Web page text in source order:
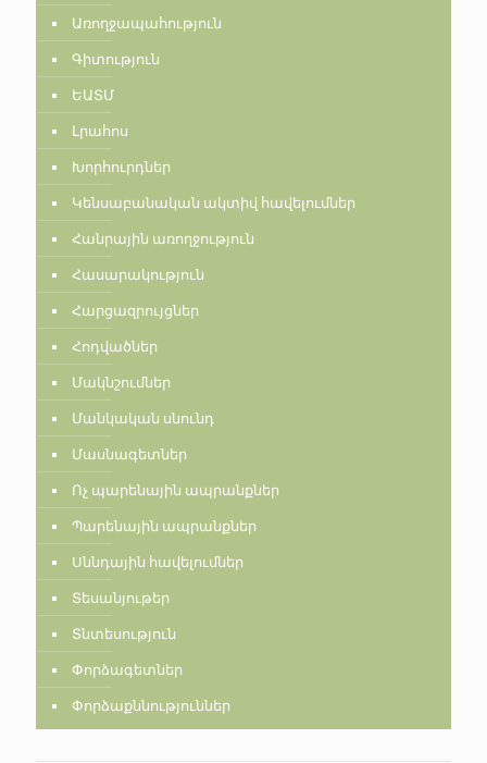
Առողջապահություն
Գիտություն
ԵԱՏՄ
Լրահոս
Խորհուրդներ
Կենսաբանական ակտիվ հավելումներ
Հանրային առողջություն
Հասարակություն
Հարցազրույցներ
Հոդվածներ
Մակնշումներ
Մանկական սնունդ
Մասնագետներ
Ոչ պարենային ապրանքներ
Պարենային ապրանքներ
Սննդային հավելումներ
Տեսանյութեր
Տնտեսություն
Փորձագետներ
Փորձաքննություններ